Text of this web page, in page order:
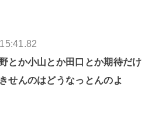
とか小山とか田口とか期待だけ
せんのはどうなっとんのよ